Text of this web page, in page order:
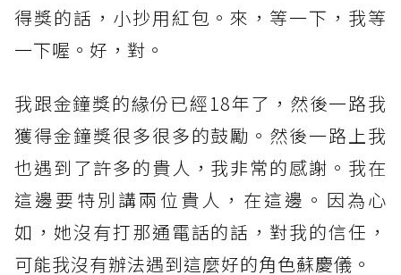
得獎的話，小抄用紅包。來，等一下，我等
一下喔。好，對。
我跟金鐘獎的緣份已經18年了，然後一路我
獲得金鐘獎很多很多的鼓勵。然後一路上我
也遇到了許多的貴人，我非常的感謝。我在
這邊要特別講兩位貴人，在這邊。因為心
如，她沒有打那通電話的話，對我的信任，
可能我沒有辦法遇到這麼好的角色蘇慶儀。